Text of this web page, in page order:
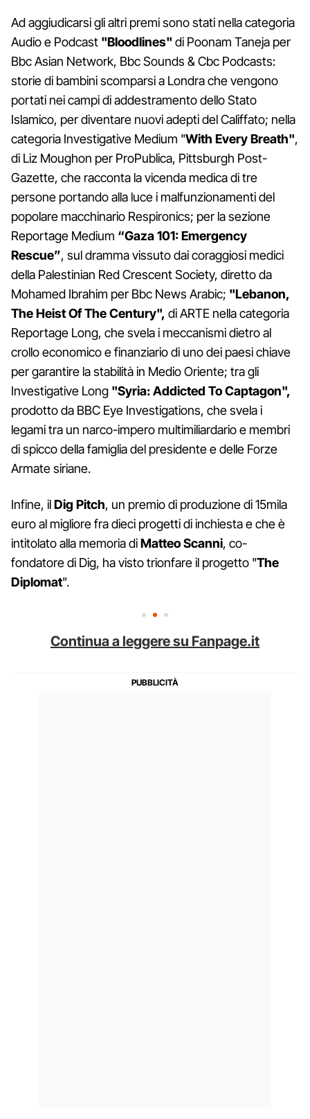
Ad aggiudicarsi gli altri premi sono stati nella categoria
Audio e Podcast "Bloodlines" di Poonam Taneja per
Bbc Asian Network, Bbc Sounds & Cbc Podcasts:
storie di bambini scomparsi a Londra che vengono
portati nei campi di addestramento dello Stato
Islamico, per diventare nuovi adepti del Califfato; nella
categoria Investigative Medium "With Every Breath",
di Liz Moughon per ProPublica, Pittsburgh Post-
Gazette, che racconta la vicenda medica di tre
persone portando alla luce i malfunzionamenti del
popolare macchinario Respironics; per la sezione
Reportage Medium “Gaza 101: Emergency
Rescue”, sul dramma vissuto dai coraggiosi medici
della Palestinian Red Crescent Society, diretto da
Mohamed Ibrahim per Bbc News Arabic; "Lebanon,
The Heist Of The Century", di ARTE nella categoria
Reportage Long, che svela i meccanismi dietro al
crollo economico e finanziario di uno dei paesi chiave
per garantire la stabilità in Medio Oriente; tra gli
Investigative Long "Syria: Addicted To Captagon",
prodotto da BBC Eye Investigations, che svela i
legami tra un narco-impero multimiliardario e membri
di spicco della famiglia del presidente e delle Forze
Armate siriane.
Infine, ilDig Pitch, un premio di produzione di 15mila
euro al migliore fra dieci progetti di inchiesta e che è
intitolato alla memoria diMatteo Scanni, co-
fondatore di Dig, ha visto trionfare il progetto "The
Diplomat".
Continua a leggere su Fanpage.it